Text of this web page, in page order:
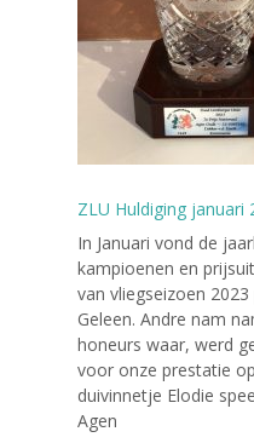
ZLU Huldiging januari
In Januari vond de
kampioenen en
van vliegseizoen
Geleen. Andre nam
honeurs waar, werd
voor onze prestatie
duivinnetje Elodie
Agen